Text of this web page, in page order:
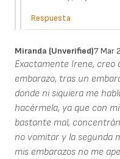
Respuesta
Miranda (unverified)7 Mar
Exactamente Irene, creo
embarazo, tras un
donde ni siquiera me
hacérmela, ya que con
bastante mal,
no vomitar y la segunda
mis embarazos no me